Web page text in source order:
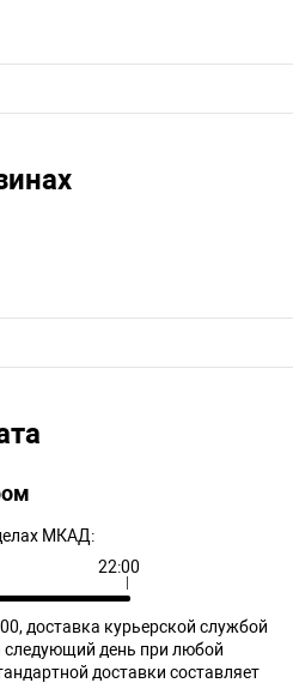
МКАД:
22:00
доставка курьерской службой
следующий день при любой
доставки составляет